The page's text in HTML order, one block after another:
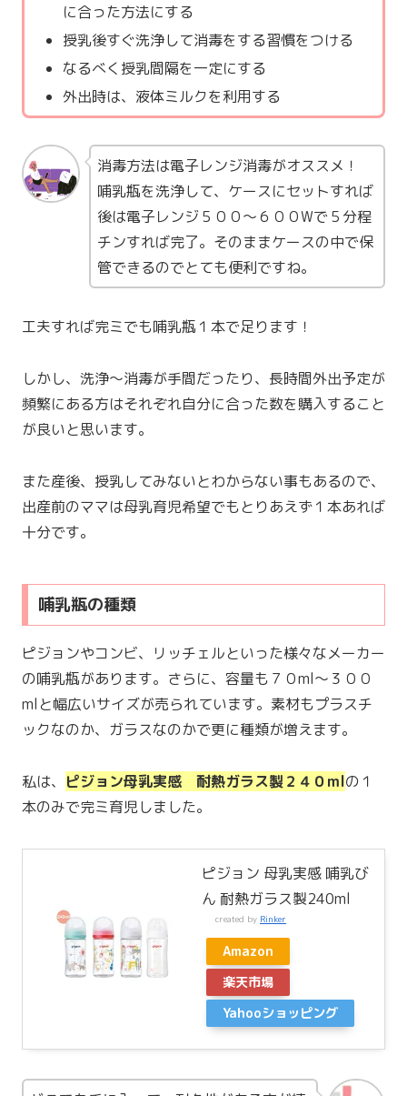
に合った方法にする
授乳後すぐ洗浄して消毒をする習慣をつける
なるべく授乳間隔を一定にする
外出時は、液体ミルクを利用する
消毒方法は電子レンジ消毒がオススメ！
哺乳瓶を洗浄して、ケースにセットすれば
後は電子レンジ５００〜６００Wで５分程
チンすれば完了。そのままケースの中で保
管できるのでとても便利ですね。
工夫すれば完ミでも哺乳瓶１本で足ります！
しかし、洗浄〜消毒が手間だったり、長時間外出予定が
頻繁にある方はそれぞれ自分に合った数を購入すること
が良いと思います。
また産後、授乳してみないとわからない事もあるので、
出産前のママは母乳育児希望でもとりあえず１本あれば
十分です。
哺乳瓶の種類
ピジョンやコンビ、リッチェルといった様々なメーカー
の哺乳瓶があります。さらに、容量も７０ml〜３００
mlと幅広いサイズが売られています。素材もプラスチ
ックなのか、ガラスなのかで更に種類が増えます。
私は、 ピジョン母乳実感 耐熱ガラス製２４０mlの１
本のみで完ミ育児しました。
ピジョン 母乳実感 哺乳び
ん 耐熱ガラス製240ml
created by Rinker
Amazon
楽天市場
Yahooショッピング